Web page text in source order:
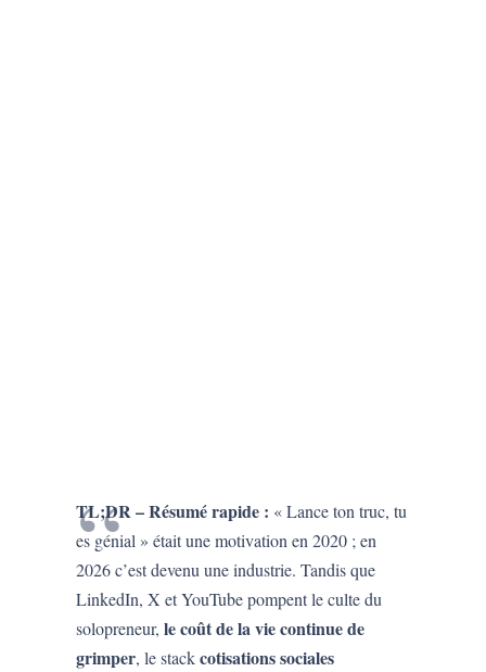
TL;DR – Résumé rapide : « Lance ton truc, tu
es génial » était une motivation en 2020 ; en
2026 c’est devenu une industrie. Tandis que
LinkedIn, X et YouTube pompent le culte du
solopreneur,le coût de la vie continue de
grimper, le stackcotisations sociales